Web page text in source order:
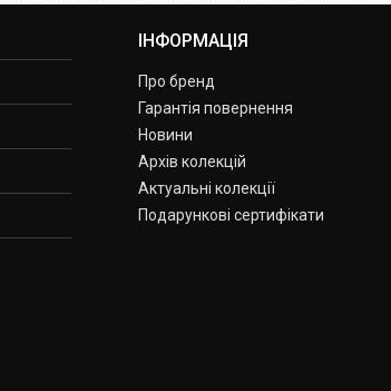
ІНФОРМАЦІЯ
Про бренд
Гарантія повернення
Новини
Архів колекцій
Актуальні колекції
Подарункові сертифікати